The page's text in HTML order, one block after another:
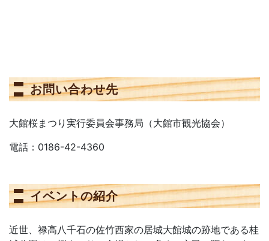
お問い合わせ先
大館桜まつり実行委員会事務局（大館市観光協会）
電話：0186-42-4360
イベントの紹介
近世、禄高八千石の佐竹西家の居城大館城の跡地である桂